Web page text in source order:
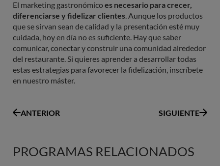
El marketing gastronómicoes necesario para crecer,
diferenciarse y fidelizar clientes. Aunque los productos
que se sirvan sean de calidad y la presentación esté muy
cuidada, hoy en día no es suficiente. Hay que saber
comunicar, conectar y construir una comunidad alrededor
del restaurante. Si quieres aprender a desarrollar todas
estas estrategias para favorecer la fidelización, inscríbete
en nuestro máster.
ANTERIOR SIGUIENTE
PROGRAMAS RELACIONADOS